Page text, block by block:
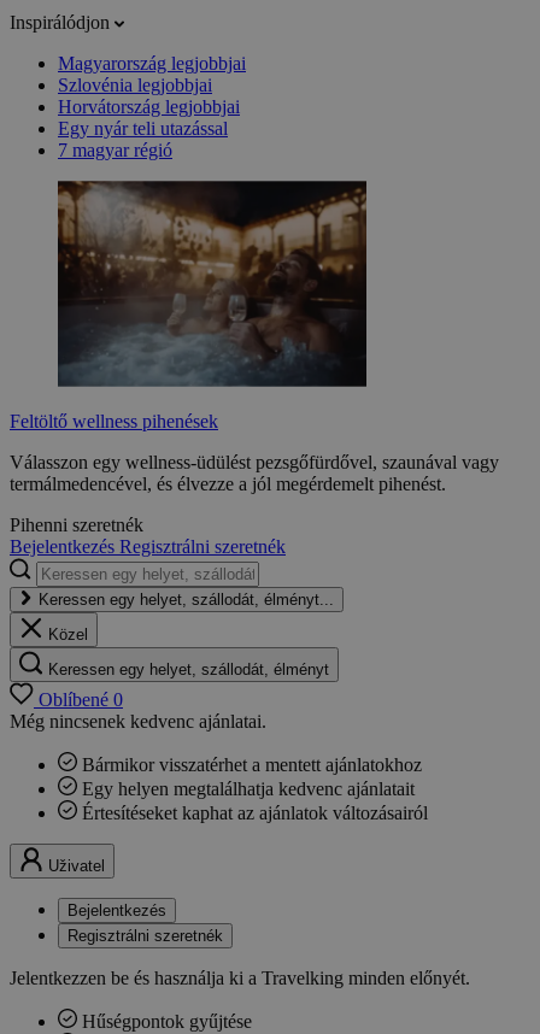
Inspirálódjon
Magyarország legjobbjai
Szlovénia legjobbjai
Horvátország legjobbjai
Egy nyár teli utazással
7 magyar régió
Feltöltő wellness pihenések
Válasszon egy wellness-üdülést pezsgőfürdővel, szaunával vagy
termálmedencével, és élvezze a jól megérdemelt pihenést.
Pihenni szeretnék
Bejelentkezés Regisztrálni szeretnék
Keressen egy helyet, szállodát, élményt...
Közel
Keressen egy helyet, szállodát, élményt
Oblíbené 0
Még nincsenek kedvenc ajánlatai.
Bármikor visszatérhet a mentett ajánlatokhoz
Egy helyen megtalálhatja kedvenc ajánlatait
Értesítéseket kaphat az ajánlatok változásairól
Uživatel
Bejelentkezés
Regisztrálni szeretnék
Jelentkezzen be és használja ki a Travelking minden előnyét.
Hűségpontok gyűjtése